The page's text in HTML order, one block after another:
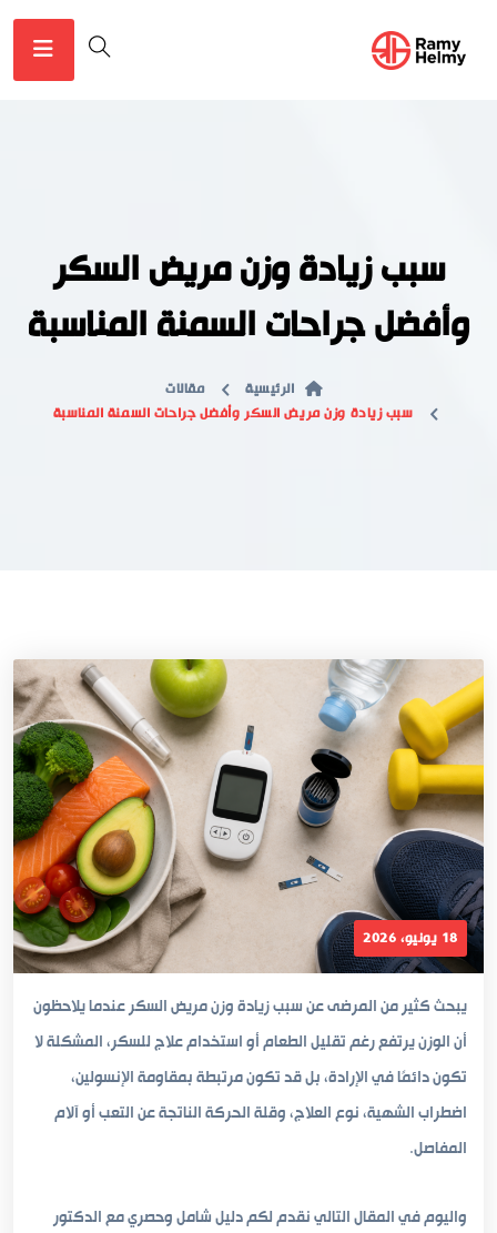
سبب زيادة وزن مريض السكر
وأفضل جراحات السمنة المناسبة
الرئيسية
مقالات
سبب زيادة وزن مريض السكر وأفضل جراحات السمنة المناسبة
18 يونيو، 2026
يبحث كثير من المرضى عن سبب زيادة وزن مريض السكر عندما يلاحظون
أن الوزن يرتفع رغم تقليل الطعام أو استخدام علاج للسكر، المشكلة لا
تكون دائمًا في الإرادة، بل قد تكون مرتبطة بمقاومة الإنسولين،
اضطراب الشهية، نوع العلاج، وقلة الحركة الناتجة عن التعب أو آلام
المفاصل.
واليوم في المقال التالي نقدم لكم دليل شامل وحصري مع الدكتور